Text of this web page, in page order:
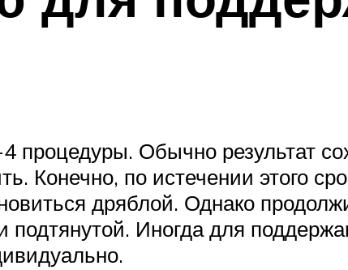
процедуры. Обычно результат
Конечно, по истечении этого
дряблой. Однако
подтянутой. Иногда для